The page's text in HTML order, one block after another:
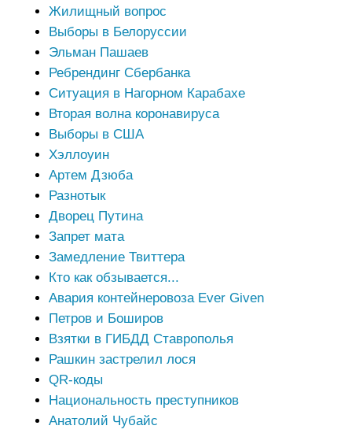
Жилищный вопрос
Выборы в Белоруссии
Эльман Пашаев
Ребрендинг Сбербанка
Ситуация в Нагорном Карабахе
Вторая волна коронавируса
Выборы в США
Хэллоуин
Артем Дзюба
Разнотык
Дворец Путина
Запрет мата
Замедление Твиттера
Кто как обзывается...
Авария контейнеровоза Ever Given
Петров и Боширов
Взятки в ГИБДД Ставрополья
Рашкин застрелил лося
QR-коды
Национальность преступников
Анатолий Чубайс